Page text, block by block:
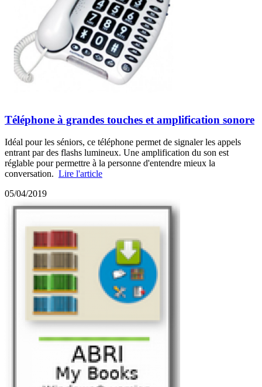
Téléphone à grandes touches et amplification sonore
Idéal pour les séniors, ce téléphone permet de signaler les appels
entrant par des flashs lumineux. Une amplification du son est
réglable pour permettre à la personne d'entendre mieux la
conversation. Lire l'article
05/04/2019